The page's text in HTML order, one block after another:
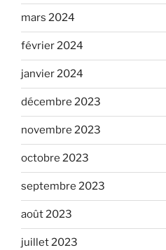
mars 2024
février 2024
janvier 2024
décembre 2023
novembre 2023
octobre 2023
septembre 2023
août 2023
juillet 2023